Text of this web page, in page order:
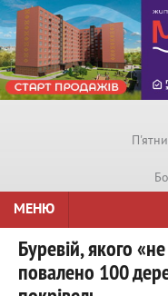
МЕНЮ
Буревій, якого
повалено 100